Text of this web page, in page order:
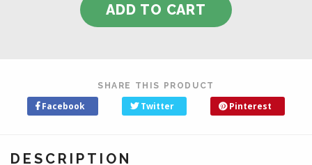
SHARE THIS PRODUCT
Facebook Twitter Pinterest
DESCRIPTION